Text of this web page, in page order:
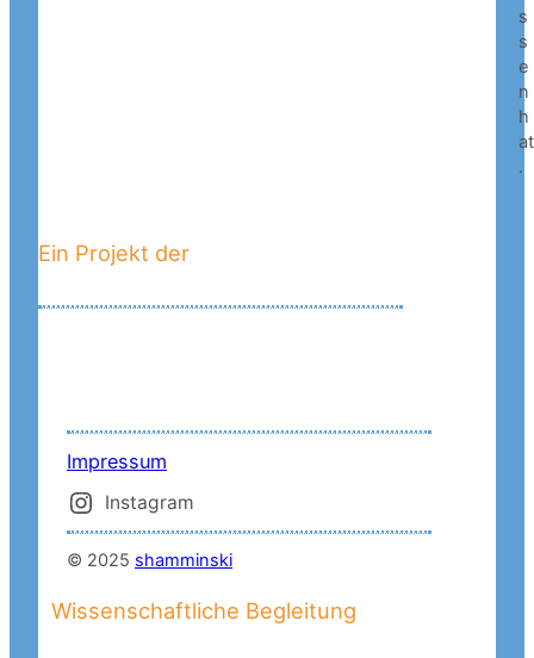
s
s
e
n
h
at
.
Ein Projekt der
Impressum
Instagram
© 2025 shamminski
Wissenschaftliche Begleitung